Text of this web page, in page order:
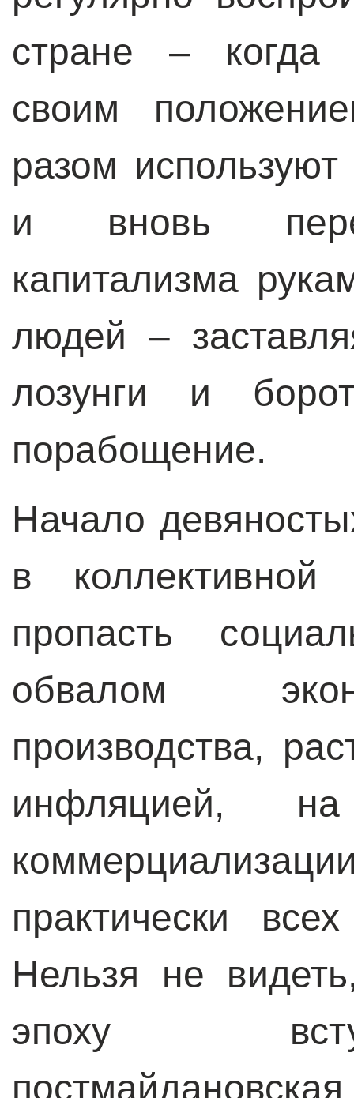
стране – когда
своим
разом
и вновь
капитализма
людей –
лозунги и
порабощение.
Начало
в
пропасть
обвалом
производства,
инфляцией,
практически
Нельзя не
эпоху